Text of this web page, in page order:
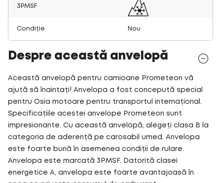
3PMSF
Condiție Nou
Despre această anvelopă
Această anvelopă pentru camioane Prometeon vă
ajută să înaintați! Anvelopa a fost concepută special
pentru Osia motoare pentru transportul internațional.
Specificațiile acestei anvelope Prometeon sunt
impresionante. Cu această anvelopă, alegeți clasa B la
categoria de aderență pe carosabil umed. Anvelopa
este foarte bună în asemenea condiții de rulare.
Anvelopa este marcată 3PMSF. Datorită clasei
energetice A, anvelopa este foarte avantajoasă în